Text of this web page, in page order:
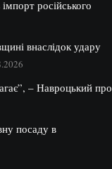
російського
внаслідок удару
– Навроцький про
посаду в